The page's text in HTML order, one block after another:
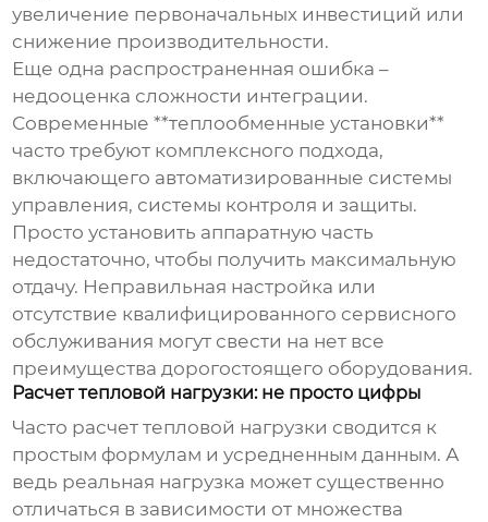
увеличение первоначальных инвестиций или
снижение производительности.
Еще одна распространенная ошибка –
недооценка сложности интеграции.
Современные **теплообменные установки**
часто требуют комплексного подхода,
включающего автоматизированные системы
управления, системы контроля и защиты.
Просто установить аппаратную часть
недостаточно, чтобы получить максимальную
отдачу. Неправильная настройка или
отсутствие квалифицированного сервисного
обслуживания могут свести на нет все
преимущества дорогостоящего оборудования.
Расчет тепловой нагрузки: не просто цифры
Часто расчет тепловой нагрузки сводится к
простым формулам и усредненным данным. А
ведь реальная нагрузка может существенно
отличаться в зависимости от множества